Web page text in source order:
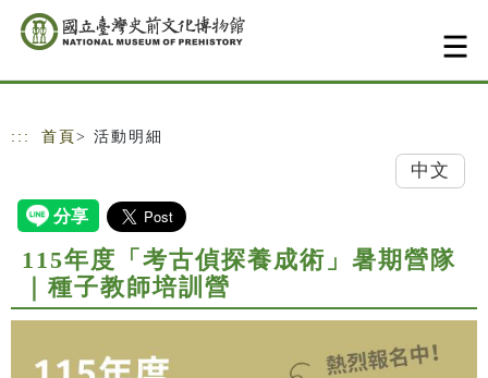
跳到主要內容
網站導覽
::: 首頁 > 活動明細
中文
115年度「考古偵探養成術」暑期營隊
｜種子教師培訓營